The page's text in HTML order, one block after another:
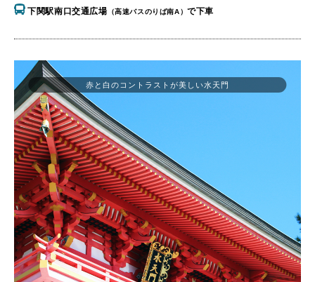
下関駅南口交通広場 （高速バスのりば南A）で下車
赤と白のコントラストが美しい水天門